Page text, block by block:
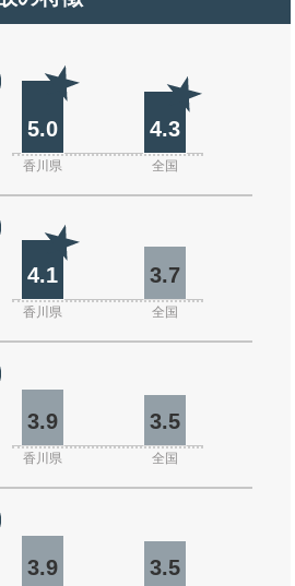
5.0 4.3
香川県 全国
4.1 3.7
香川県 全国
3.9 3.5
香川県 全国
3.9 3.5